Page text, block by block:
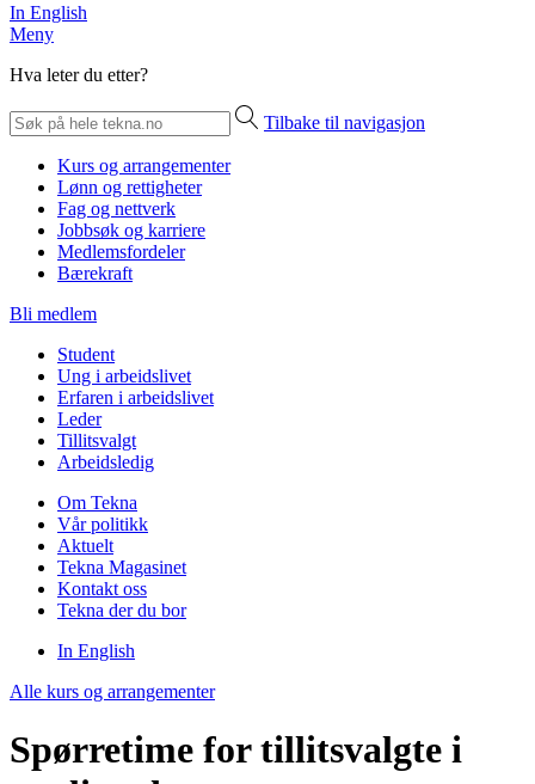
In English
Meny
Hva leter du etter?
Tilbake til navigasjon
Kurs og arrangementer
Lønn og rettigheter
Fag og nettverk
Jobbsøk og karriere
Medlemsfordeler
Bærekraft
Bli medlem
Student
Ung i arbeidslivet
Erfaren i arbeidslivet
Leder
Tillitsvalgt
Arbeidsledig
Om Tekna
Vår politikk
Aktuelt
Tekna Magasinet
Kontakt oss
Tekna der du bor
In English
Alle kurs og arrangementer
Spørretime for tillitsvalgte i